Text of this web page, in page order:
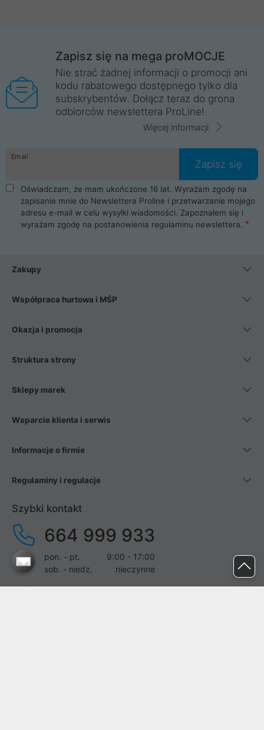
Zapisz się na mega proMOCJE
Nie strać żadnej informacji o promocji ani
kodu rabatowego dostępnego tylko dla
subskrybentów. Dołącz teraz do grona
odbiorców newslettera ProLine!
Więcej informacji
Email
Zapisz się
Oświadczam, że mam ukończone 16 lat. Wyrażam zgodę na
zapisanie mnie do Newslettera Proline i przetwarzanie mojego
adresu e-mail w celu wysyłki wiadomości. Zapoznałem się i
wyrażam zgodę na postanowienia regulaminu newslettera.
Zakupy
Współpraca hurtowa i MŚP
Okazja i promocja
Struktura strony
Sklepy marek
Wsparcie klienta i serwis
Informacje o firmie
Regulaminy i regulacje
Szybki kontakt
664 999 933
pon. - pt.
9:00 - 17:00
sob. - niedz.
nieczynne